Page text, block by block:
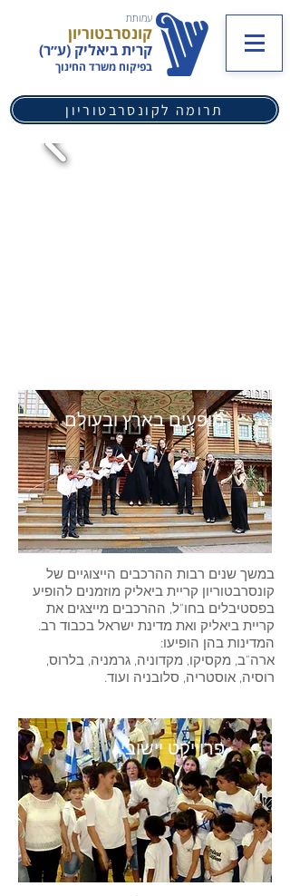
עמותת
קונסרבטוריון
קרית ביאליק (ע״ר)
בפיקוח משרד החינוך
תרומה לקונסרבטוריון
מופעים בארץ ובעולם
במשך שנים רבות ההרכבים הייצוגיים של
קונסרבטוריון קריית ביאליק מוזמנים להופיע
בפסטיבלים בחו"ל, ההרכבים מייצגים את
קריית ביאליק ואת מדינת ישראל בכבוד רב.
המדינות בהן הופיעו:
ארה"ב, מקסיקו, מקדוניה, גרמניה, בלרוס,
רוסיה, אוסטריה, סלובניה ועוד.
פרוייקט יישובי